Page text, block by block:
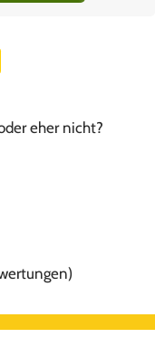
eher nicht?